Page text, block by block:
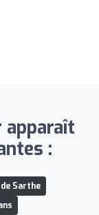
:
Sarthe